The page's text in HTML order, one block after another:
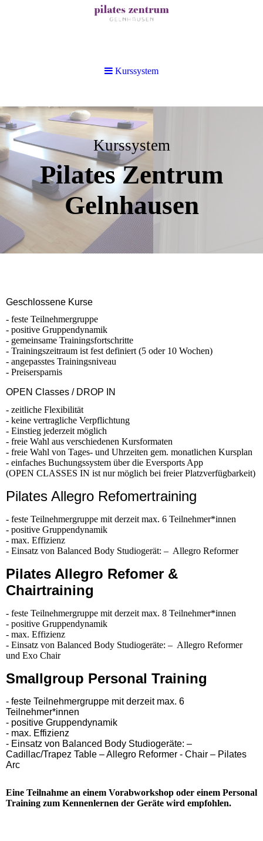
Kurssystem
Pilates Zentrum
Gelnhausen
Geschlossene Kurse
- feste Teilnehmergruppe
- positive Gruppendynamik
- gemeinsame Trainingsfortschritte
- Trainingszeitraum ist fest definiert (5 oder 10 Wochen)
- angepasstes Trainingsniveau
- Preisersparnis
OPEN Classes / DROP IN
- zeitliche Flexibilität
- keine vertragliche Verpflichtung
- Einstieg jederzeit möglich
- freie Wahl aus verschiedenen Kursformaten
- freie Wahl von Tages- und Uhrzeiten gem. monatlichen Kursplan
- einfaches Buchungssystem über die Eversports App
(OPEN CLASSES IN ist nur möglich bei freier Platzverfügbarkeit)
Pilates Allegro Refomertraining
- feste Teilnehmergruppe mit derzeit max. 6 Teilnehmer*innen
- positive Gruppendynamik
- max. Effizienz
- Einsatz von Balanced Body Studiogerät: – Allegro Reformer
Pilates Allegro Refomer &
Chairtraining
- feste Teilnehmergruppe mit derzeit max. 8 Teilnehmer*innen
- positive Gruppendynamik
- max. Effizienz
- Einsatz von Balanced Body Studiogeräte: – Allegro Reformer
und Exo Chair
Smallgroup Personal Training
- feste Teilnehmergruppe mit derzeit max. 6
Teilnehmer*innen
- positive Gruppendynamik
- max. Effizienz
- Einsatz von Balanced Body Studiogeräte: –
Cadillac/Trapez Table – Allegro Reformer - Chair – Pilates
Arc
Eine Teilnahme an einem Vorabworkshop oder einem Personal
Training zum Kennenlernen der Geräte wird empfohlen.
Kurssystem